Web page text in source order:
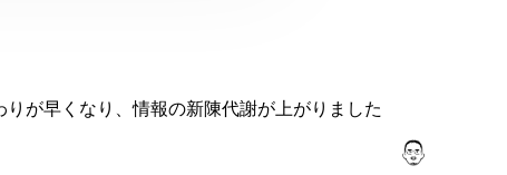
が早くなり、情報の新陳代謝が上がりました。